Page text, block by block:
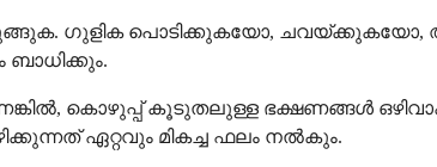
ഗുളിക പൊടിക്കുകയോ,
ബാധിക്കും.
കൊഴുപ്പ് കൂടുതലുള്ള ഭക്ഷണങ്ങൾ
ഏറ്റവും മികച്ച ഫലം നൽകും.